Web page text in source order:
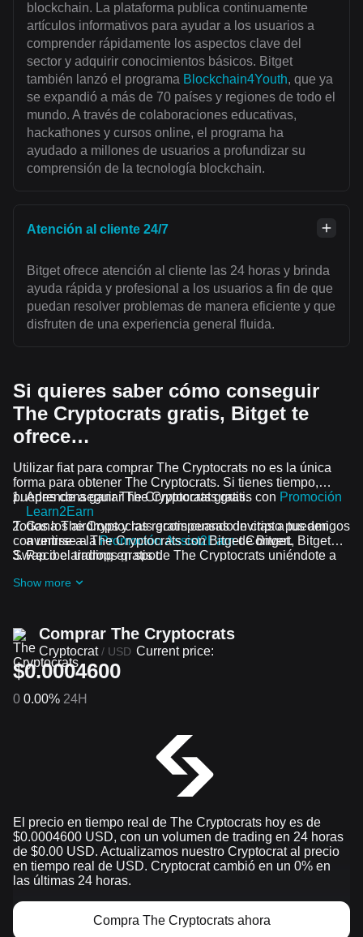
blockchain. La plataforma publica continuamente
artículos informativos para ayudar a los usuarios a
comprender rápidamente los aspectos clave del
sector y adquirir conocimientos básicos. Bitget
también lanzó el programa Blockchain4Youth, que ya
se expandió a más de 70 países y regiones de todo el
mundo. A través de colaboraciones educativas,
hackathones y cursos online, el programa ha
ayudado a millones de usuarios a profundizar su
comprensión de la tecnología blockchain.
Atención al cliente 24/7
Bitget ofrece atención al cliente las 24 horas y brinda
ayuda rápida y profesional a los usuarios a fin de que
puedan resolver problemas de manera eficiente y que
disfruten de una experiencia general fluida.
Si quieres saber cómo conseguir
The Cryptocrats gratis, Bitget te
ofrece…
Utilizar fiat para comprar The Cryptocrats no es la única
forma para obtener The Cryptocrats. Si tienes tiempo,
puedes conseguir The Cryptocrats gratis.
Aprende a ganar The Cryptocrats gratis con Promoción
Learn2Earn
Gana The Cryptocrats gratis cuando invitas a tus amigos
a unirse a laPromoción Assist2Earnde Bitget.
Recibe airdrops gratis de The Cryptocrats uniéndote a
Todos los airdrops y las recompensas de cripto pueden
convertirse a The Cryptocrats con Bitget Convert, Bitget
Swap o el trading en spot.
Show more
Comprar The Cryptocrats
Cryptocrat / USD Current price:
$0.0004600
0 0.00% 24H
El precio en tiempo real de The Cryptocrats hoy es de
$0.0004600 USD, con un volumen de trading en 24 horas
de $0.00 USD. Actualizamos nuestro Cryptocrat al precio
en tiempo real de USD. Cryptocrat cambió en un 0% en
las últimas 24 horas.
Compra The Cryptocrats ahora